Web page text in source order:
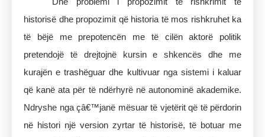
historisë dhe propozimit që historia të mos rishkruhet ka
të bëjë me prepotencën me të cilën aktorë politik
pretendojë të drejtojnë kursin e shkencës dhe me
kurajën e trashëguar dhe kultivuar nga sistemi i kaluar
që kanë ata për të ndërhyrë në autonominë akademike.
Ndryshe nga çâ€™janë mësuar të vjetërit që të përdorin
në histori një version zyrtar të historisë, të botuar me